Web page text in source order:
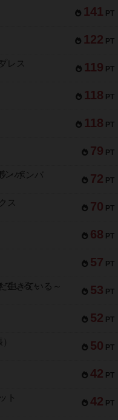
141 PT
122 PT
119 PT
レス
118 PT
118 PT
79 PT
72 PT
・ボンバ
70 PT
ス
68 PT
57 PT
53 PT
生きている～
52 PT
50 PT
42 PT
42 PT
ト